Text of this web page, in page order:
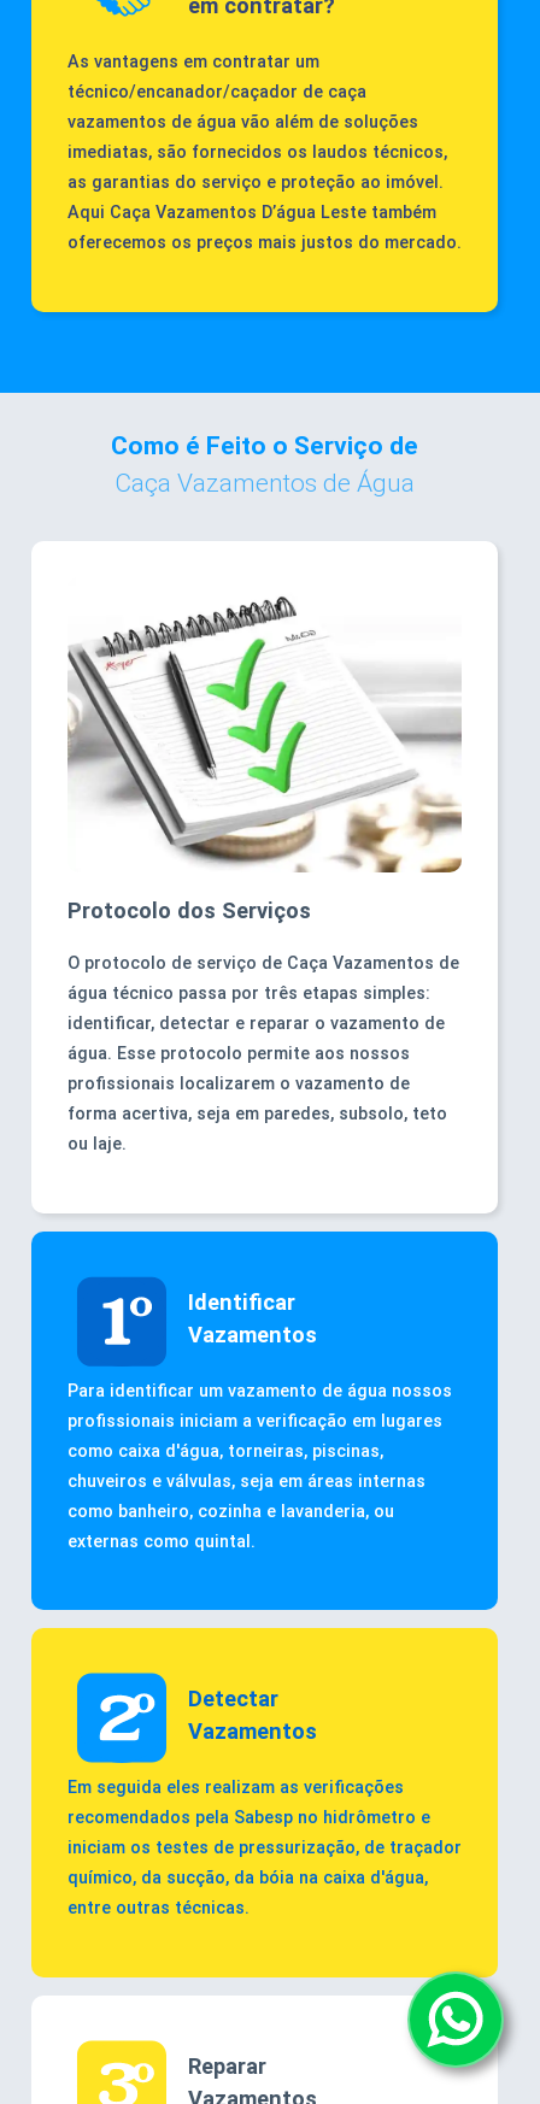
em contratar?
As vantagens em contratar um
técnico/encanador/caçador de caça
vazamentos de água vão além de soluções
imediatas, são fornecidos os laudos técnicos,
as garantias do serviço e proteção ao imóvel.
Aqui Caça Vazamentos D’água Leste também
oferecemos os preços mais justos do mercado.
Como é Feito o Serviço de
Caça Vazamentos de Água
Protocolo dos Serviços
O protocolo de serviço de Caça Vazamentos de
água técnico passa por três etapas simples:
identificar, detectar e reparar o vazamento de
água. Esse protocolo permite aos nossos
profissionais localizarem o vazamento de
forma acertiva, seja em paredes, subsolo, teto
ou laje.
Identificar
Vazamentos
Para identificar um vazamento de água nossos
profissionais iniciam a verificação em lugares
como caixa d'água, torneiras, piscinas,
chuveiros e válvulas, seja em áreas internas
como banheiro, cozinha e lavanderia, ou
externas como quintal.
Detectar
Vazamentos
Em seguida eles realizam as verificações
recomendados pela Sabesp no hidrômetro e
iniciam os testes de pressurização, de traçador
químico, da sucção, da bóia na caixa d'água,
entre outras técnicas.
Reparar
Vazamentos